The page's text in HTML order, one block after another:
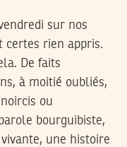
sur nos
certes rien appris.
De faits
à moitié oubliés,
ou
bourguibiste,
une histoire